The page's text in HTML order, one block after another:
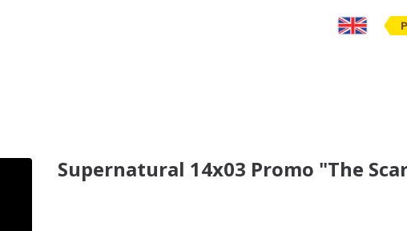
Supernatural 14x03 Promo "The